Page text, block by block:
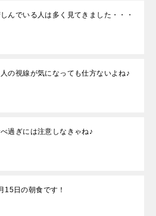
んでいる人は多く見てきました・・・
の視線が気になっても仕方ないよね♪
過ぎには注意しなきゃね♪
15日の朝食です！